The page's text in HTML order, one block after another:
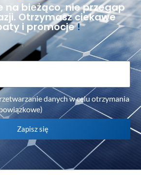
na bieżąco, nie przegap
Otrzymasz ciekawe
i promocje!
danych w celu otrzymania
Zapisz się